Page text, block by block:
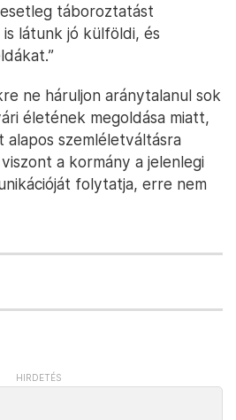
táboroztatást
látunk jó külföldi, és
ne háruljon aránytalanul sok
életének megoldása miatt,
alapos szemléletváltásra
a kormány a jelenlegi
folytatja, erre nem